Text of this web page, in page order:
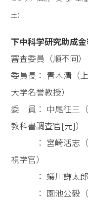
土）
下中科学研究助成
審査委員（順不同）
委員長： 青木清（
大学名誉教授）
委 員： 中尾征三
教科書調査官[元]）
： 宮崎活志（
視学官）
： 蟻川謙太郎（
： 園池公毅（